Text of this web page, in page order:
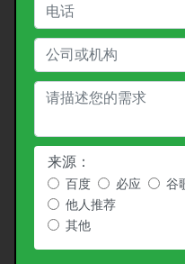
来源：
百度 必应 谷
他人推荐
其他